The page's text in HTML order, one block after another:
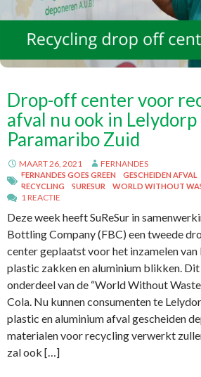
Drop-off center voor
afval nu ook in Lelydorp
Paramaribo Zuid
MAART 26, 2021 FERNANDES
FERNANDES GOES GREEN GESCHEIDEN AFVAL
RECYCLING
SURESUR WORLD WITHOUT
1 REACTIE
Deze week heeft SuReSur in
Bottling Company (FBC) een tweede
center geplaatst voor het inzamelen van
plastic zakken en aluminium blikken.
onderdeel van de “World Without
Cola. Nu kunnen consumenten te
plastic en aluminium afval gescheiden
materialen voor recycling verwerkt
zal ook […]